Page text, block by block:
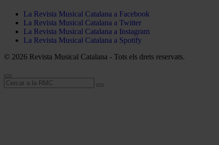
La Revista Musical Catalana a Facebook
La Revista Musical Catalana a Twitter
La Revista Musical Catalana a Instagram
La Revista Musical Catalana a Spotify
© 2026 Revista Musical Catalana - Tots els drets reservats.
Cerca